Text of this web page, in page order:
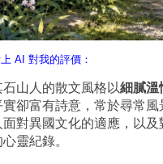
AI 對我的評價：
石山人的散文風格以細膩溫
實卻富有詩意，常於尋常
面對異國文化的適應，以
心靈紀錄。